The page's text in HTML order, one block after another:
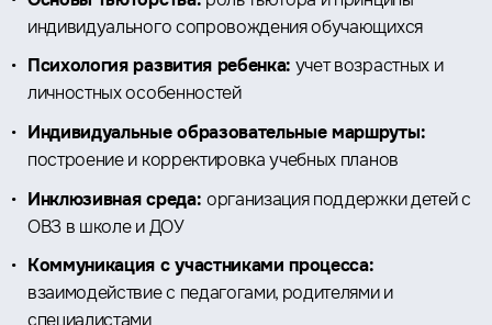
индивидуального сопровождения обучающихся
Психология развития ребенка: учет возрастных и
личностных особенностей
Индивидуальные образовательные маршруты:
построение и корректировка учебных планов
Инклюзивная среда: организация поддержки детей с
ОВЗ в школе и ДОУ
Коммуникация с участниками процесса:
взаимодействие с педагогами, родителями и
специалистами